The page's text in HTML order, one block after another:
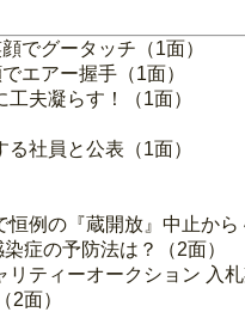
でグータッチ（1面）
エアー握手（1面）
夫凝らす！（1面）
社員と公表（1面）
例の『蔵開放』中止から
症の予防法は？（2面）
ティーオークション 入札
面）